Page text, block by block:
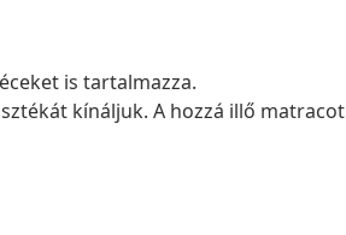
is tartalmazza.
kínáljuk. A hozzá illő matracot